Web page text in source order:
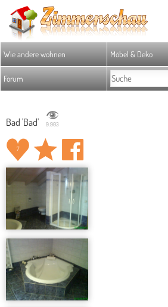
Wie andere wohnen Möbel & Deko
Forum
Bad 'Bad' 9.903
7